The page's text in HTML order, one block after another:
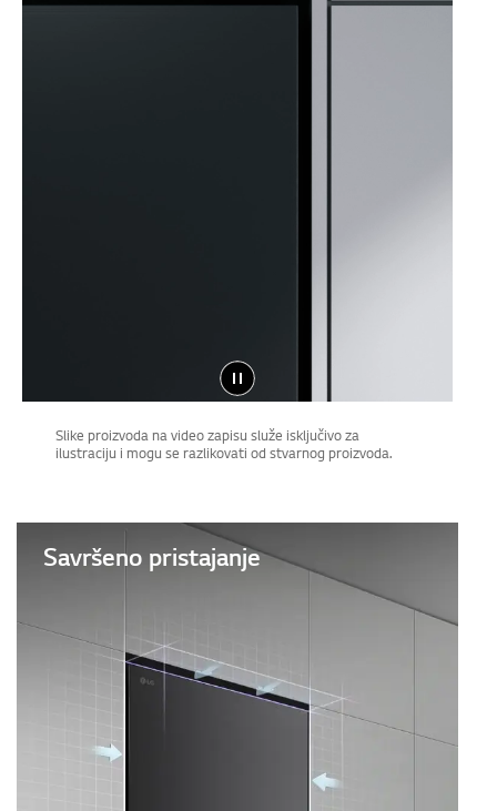
Slike proizvoda na video zapisu služe isključivo za
ilustraciju i mogu se razlikovati od stvarnog proizvoda.
Savršeno pristajanje